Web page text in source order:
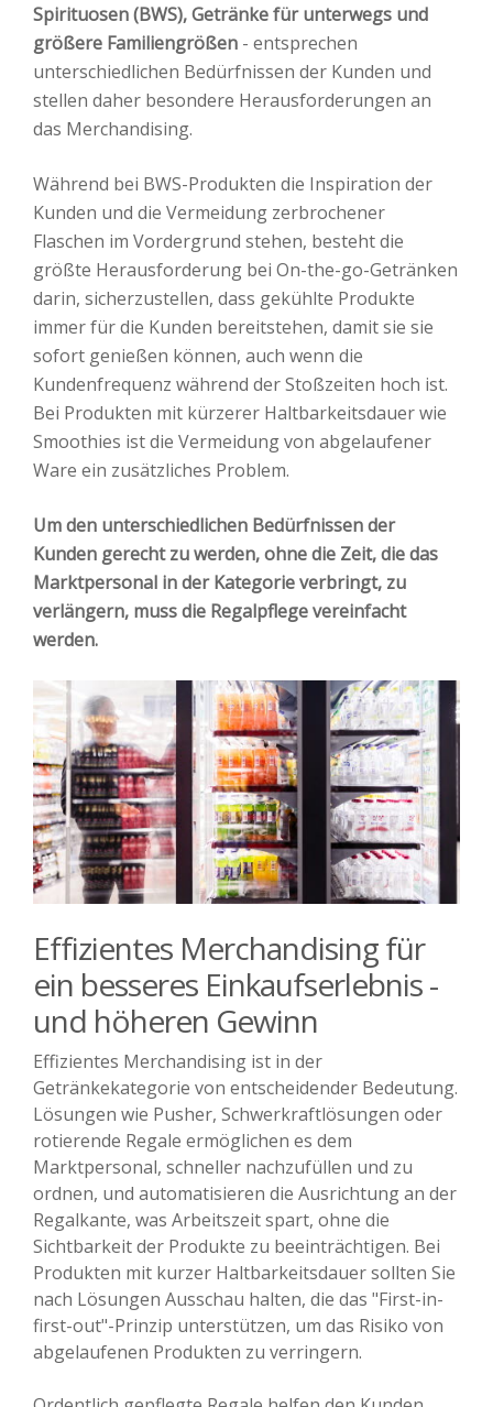
Spirituosen (BWS), Getränke für unterwegs und
größere Familiengrößen - entsprechen
unterschiedlichen Bedürfnissen der Kunden und
stellen daher besondere Herausforderungen an
das Merchandising.
Während bei BWS-Produkten die Inspiration der
Kunden und die Vermeidung zerbrochener
Flaschen im Vordergrund stehen, besteht die
größte Herausforderung bei On-the-go-Getränken
darin, sicherzustellen, dass gekühlte Produkte
immer für die Kunden bereitstehen, damit sie sie
sofort genießen können, auch wenn die
Kundenfrequenz während der Stoßzeiten hoch ist.
Bei Produkten mit kürzerer Haltbarkeitsdauer wie
Smoothies ist die Vermeidung von abgelaufener
Ware ein zusätzliches Problem.
Um den unterschiedlichen Bedürfnissen der
Kunden gerecht zu werden, ohne die Zeit, die das
Marktpersonal in der Kategorie verbringt, zu
verlängern, muss die Regalpflege vereinfacht
werden.
Effizientes Merchandising für
ein besseres Einkaufserlebnis -
und höheren Gewinn
Effizientes Merchandising ist in der
Getränkekategorie von entscheidender Bedeutung.
Lösungen wie Pusher, Schwerkraftlösungen oder
rotierende Regale ermöglichen es dem
Marktpersonal, schneller nachzufüllen und zu
ordnen, und automatisieren die Ausrichtung an der
Regalkante, was Arbeitszeit spart, ohne die
Sichtbarkeit der Produkte zu beeinträchtigen. Bei
Produkten mit kurzer Haltbarkeitsdauer sollten Sie
nach Lösungen Ausschau halten, die das "First-in-
first-out"-Prinzip unterstützen, um das Risiko von
abgelaufenen Produkten zu verringern.